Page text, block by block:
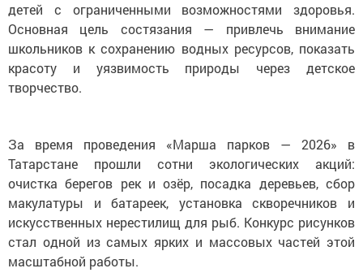
детей с ограниченными возможностями здоровья.
Основная цель состязания — привлечь внимание
школьников к сохранению водных ресурсов, показать
красоту и уязвимость природы через детское
творчество.
За время проведения «Марша парков — 2026» в
Татарстане прошли сотни экологических акций:
очистка берегов рек и озёр, посадка деревьев, сбор
макулатуры и батареек, установка скворечников и
искусственных нерестилищ для рыб. Конкурс рисунков
стал одной из самых ярких и массовых частей этой
масштабной работы.